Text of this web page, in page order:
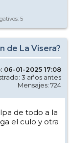
5
de La Visera?
06-01-2025 17:08
3 años antes
Mensajes: 724
de todo a la
el culo y otra